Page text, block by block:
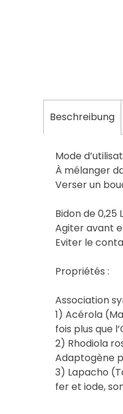
Beschreibung
Mode
À mélanger
Verser un
Bidon de 0,25
Agiter avant
Eviter le
Propriétés :
Association
1) Acérola
fois plus que
2) Rhodiola
Adaptogène
3) Lapacho
fer et iode,